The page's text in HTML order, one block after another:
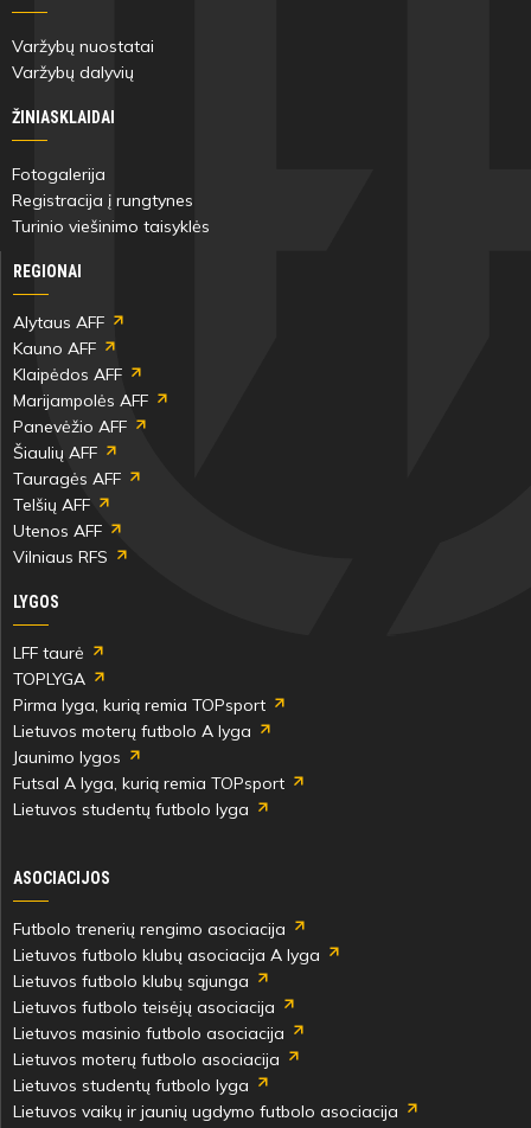
Varžybų nuostatai
Varžybų dalyvių
ŽINIASKLAIDAI
Fotogalerija
Registracija į rungtynes
Turinio viešinimo taisyklės
REGIONAI
Alytaus AFF
Kauno AFF
Klaipėdos AFF
Marijampolės AFF
Panevėžio AFF
Šiaulių AFF
Tauragės AFF
Telšių AFF
Utenos AFF
Vilniaus RFS
LYGOS
LFF taurė
TOPLYGA
Pirma lyga, kurią remia TOPsport
Lietuvos moterų futbolo A lyga
Jaunimo lygos
Futsal A lyga, kurią remia TOPsport
Lietuvos studentų futbolo lyga
ASOCIACIJOS
Futbolo trenerių rengimo asociacija
Lietuvos futbolo klubų asociacija A lyga
Lietuvos futbolo klubų sąjunga
Lietuvos futbolo teisėjų asociacija
Lietuvos masinio futbolo asociacija
Lietuvos moterų futbolo asociacija
Lietuvos studentų futbolo lyga
Lietuvos vaikų ir jaunių ugdymo futbolo asociacija